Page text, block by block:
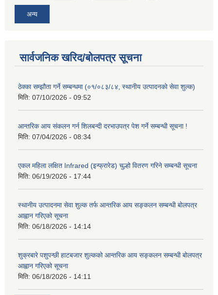
अन्य
सार्वजनिक खरिद/बोलपत्र सूचना
ठेक्का सम्झौता गर्ने सम्बन्धमा (०१/०८३/८४, स्थानीय उत्पादनको सेवा शुल्क)
मिति: 07/10/2026 - 09:52
आन्तरिक आय संकलन गर्न शिलबन्दी दरभाउपत्र पेश गर्ने सम्बन्धी सूचना !
मिति: 07/04/2026 - 08:34
एकल महिला लक्षित Infrared (इन्फ्रारेड) चुल्हो वितरण गरिने सम्बन्धी सूचना
मिति: 06/19/2026 - 17:44
स्थानीय उत्पादनमा सेवा शुल्क तर्फ आन्तरिक आय सङ्कलन सम्बन्धी बोलपत्र
आह्वान गरिएको सूचना
मिति: 06/18/2026 - 14:14
शुक्रबारे पशुपन्छी हाटबजार शुल्कको आन्तरिक आय सङ्कलन सम्बन्धी बोलपत्र
आह्वान गरिएको सूचना
मिति: 06/18/2026 - 14:11